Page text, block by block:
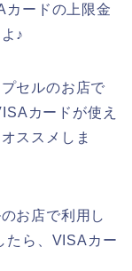
カードの上限金
♪
セルのお店で
カードが使え
ススメしま
お店で利用し
たら、VISAカー